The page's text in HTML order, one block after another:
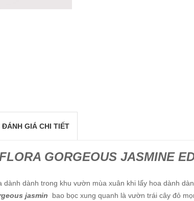
ĐÁNH GIÁ CHI TIẾT
GORGEOUS JASMINE
dành dành trong khu vườn mùa xuân khi lấy hoa dành
jasmin bao bọc xung quanh là vườn trái cây đỏ